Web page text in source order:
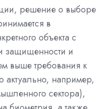
решение о выборе
в
объекта с
защищенности и
выше требования к
актуально, например,
сектора),